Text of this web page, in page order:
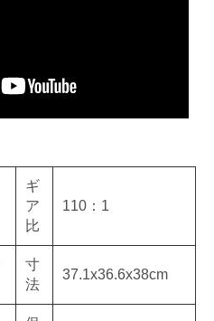
ギ
ア
比
110：1
寸
法
37.1x36.6x38cm